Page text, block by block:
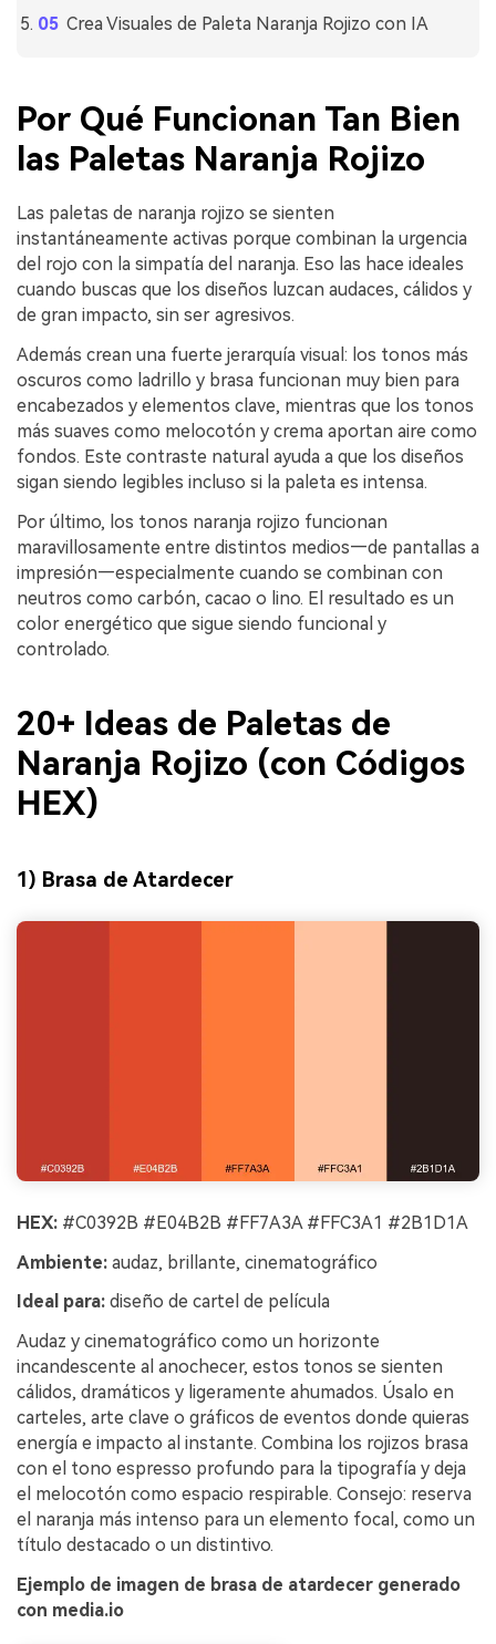
Crea Visuales de Paleta Naranja Rojizo con IA
Por Qué Funcionan Tan Bien
las Paletas Naranja Rojizo
Las paletas de naranja rojizo se sienten
instantáneamente activas porque combinan la urgencia
del rojo con la simpatía del naranja. Eso las hace ideales
cuando buscas que los diseños luzcan audaces, cálidos y
de gran impacto, sin ser agresivos.
Además crean una fuerte jerarquía visual: los tonos más
oscuros como ladrillo y brasa funcionan muy bien para
encabezados y elementos clave, mientras que los tonos
más suaves como melocotón y crema aportan aire como
fondos. Este contraste natural ayuda a que los diseños
sigan siendo legibles incluso si la paleta es intensa.
Por último, los tonos naranja rojizo funcionan
maravillosamente entre distintos medios—de pantallas a
impresión—especialmente cuando se combinan con
neutros como carbón, cacao o lino. El resultado es un
color energético que sigue siendo funcional y
controlado.
20+ Ideas de Paletas de
Naranja Rojizo (con Códigos
HEX)
1) Brasa de Atardecer
HEX: #C0392B #E04B2B #FF7A3A #FFC3A1 #2B1D1A
Ambiente: audaz, brillante, cinematográfico
Ideal para: diseño de cartel de película
Audaz y cinematográfico como un horizonte
incandescente al anochecer, estos tonos se sienten
cálidos, dramáticos y ligeramente ahumados. Úsalo en
carteles, arte clave o gráficos de eventos donde quieras
energía e impacto al instante. Combina los rojizos brasa
con el tono espresso profundo para la tipografía y deja
el melocotón como espacio respirable. Consejo: reserva
el naranja más intenso para un elemento focal, como un
título destacado o un distintivo.
Ejemplo de imagen de brasa de atardecer generado
con media.io